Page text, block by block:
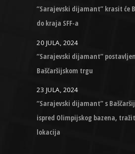
“Sarajevski dijamant” krasit će
do kraja SFF-a
20 JULA, 2024
“Sarajevski dijamant”
Baščaršijskom trgu
23 JULA, 2024
“Sarajevski dijamant” s
ispred Olimpijskog bazena,
lokacija